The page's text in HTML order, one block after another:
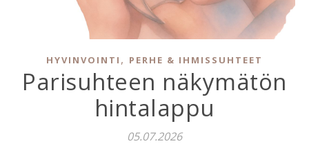
HYVINVOINTI , PERHE & IHMISSUHTEET
Parisuhteen näkymätön
hintalappu
05.07.2026